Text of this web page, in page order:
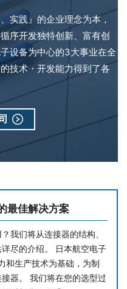
实践』的企业理念为本，
序开发独特创新、富有创
设备为中心的3大事业在全
技术・开发能力得到了各
最佳解决方案
我们将从连接器的结构、
尽的介绍。 日本航空电子
和生产技术为基础，为制
器。 我们将在您的选型过